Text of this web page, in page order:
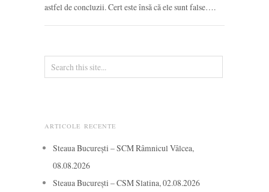
astfel de concluzii. Cert este însă că ele sunt false….
ARTICOLE RECENTE
Steaua București – SCM Râmnicul Vâlcea,
08.08.2026
Steaua București – CSM Slatina, 02.08.2026